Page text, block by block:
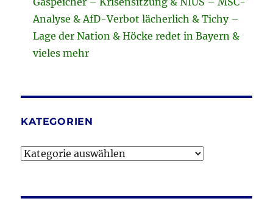
Analyse & AfD-Verbot lächerlich & Tichy –
Lage der Nation & Höcke redet in Bayern &
vieles mehr
KATEGORIEN
Kategorien